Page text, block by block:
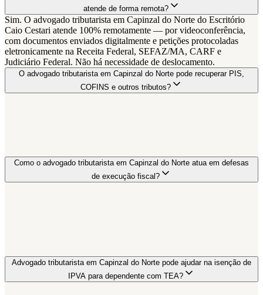
atende de forma remota?
Sim. O advogado tributarista em Capinzal do Norte do Escritório
Caio Cestari atende 100% remotamente — por videoconferência,
com documentos enviados digitalmente e petições protocoladas
eletronicamente na Receita Federal, SEFAZ/MA, CARF e
Judiciário Federal. Não há necessidade de deslocamento.
O advogado tributarista em Capinzal do Norte pode recuperar PIS,
COFINS e outros tributos?
Como o advogado tributarista em Capinzal do Norte atua em defesas
de execução fiscal?
Advogado tributarista em Capinzal do Norte pode ajudar na isenção de
IPVA para dependente com TEA?